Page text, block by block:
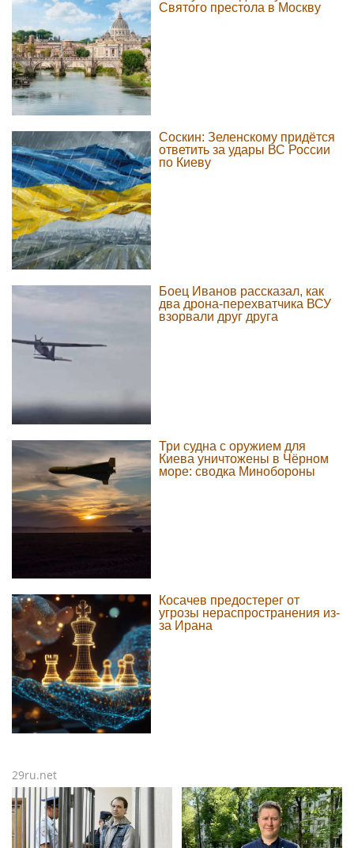
Святого престола в Москву
Соскин: Зеленскому придётся
ответить за удары ВС России
по Киеву
Боец Иванов рассказал, как
два дрона-перехватчика ВСУ
взорвали друг друга
Три судна с оружием для
Киева уничтожены в Чёрном
море: сводка Минобороны
Косачев предостерег от
угрозы нераспространения из-
за Ирана
29ru.net